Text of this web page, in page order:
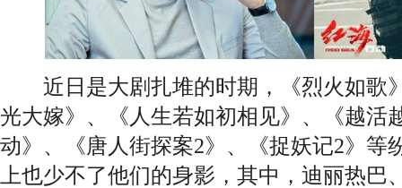
近日是大剧扎堆的时期，《烈火如歌
光大嫁》、《人生若如初相见》、《越活
动》、《唐人街探案2》、《捉妖记2》等
上也少不了他们的身影，其中， 迪丽热巴